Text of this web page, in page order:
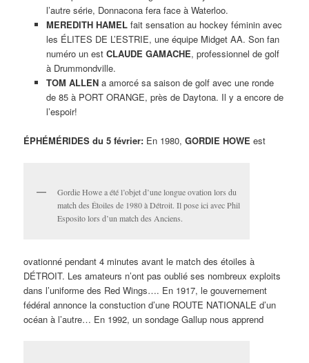
l’autre série, Donnacona fera face à Waterloo.
MEREDITH HAMEL fait sensation au hockey féminin avec
les ÉLITES DE L’ESTRIE, une équipe Midget AA. Son fan
numéro un est CLAUDE GAMACHE, professionnel de golf
à Drummondville.
TOM ALLENa amorcé sa saison de golf avec une ronde
de 85 à PORT ORANGE, près de Daytona. Il y a encore de
l’espoir!
ÉPHÉMÉRIDES du 5 février: En 1980,GORDIE HOWE est
Gordie Howe a été l’objet d’une longue ovation lors du
match des Étoiles de 1980 à Détroit. Il pose ici avec Phil
Esposito lors d’un match des Anciens.
ovationné pendant 4 minutes avant le match des étoiles à
DÉTROIT. Les amateurs n’ont pas oublié ses nombreux exploits
dans l’uniforme des Red Wings…. En 1917, le gouvernement
fédéral annonce la constuction d’une ROUTE NATIONALE d’un
océan à l’autre… En 1992, un sondage Gallup nous apprend